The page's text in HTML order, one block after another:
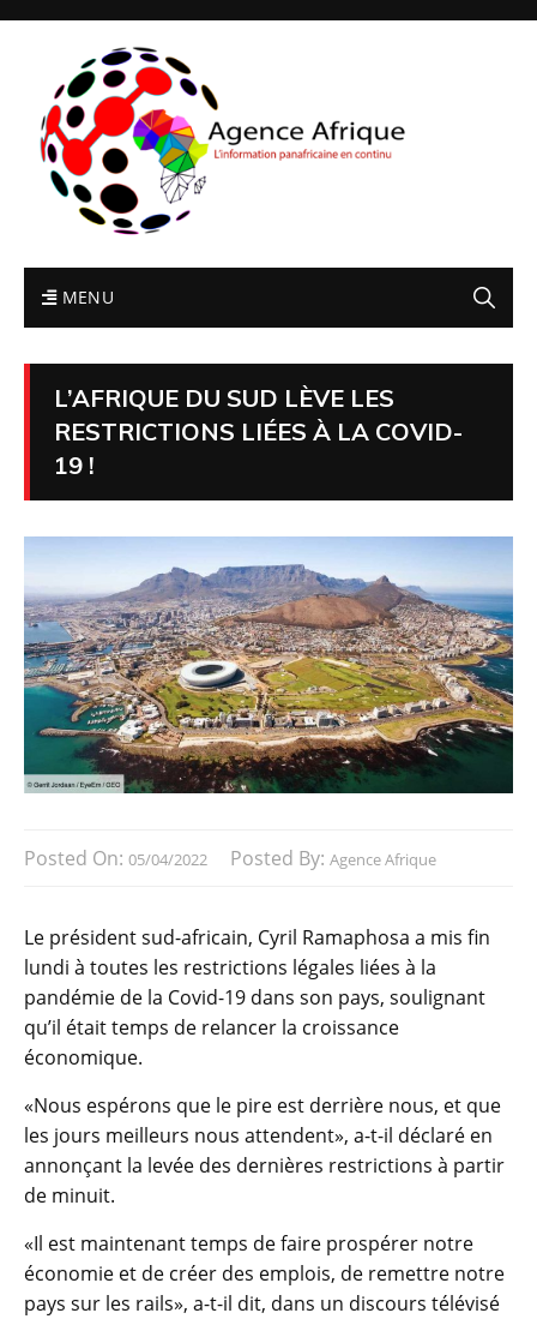
MENU
L’AFRIQUE DU SUD LÈVE LES
RESTRICTIONS LIÉES À LA COVID-
19 !
Posted On: 05/04/2022 Posted By: Agence Afrique
Le président sud-africain, Cyril Ramaphosa a mis fin
lundi à toutes les restrictions légales liées à la
pandémie de la Covid-19 dans son pays, soulignant
qu’il était temps de relancer la croissance
économique.
«Nous espérons que le pire est derrière nous, et que
les jours meilleurs nous attendent», a-t-il déclaré en
annonçant la levée des dernières restrictions à partir
de minuit.
«Il est maintenant temps de faire prospérer notre
économie et de créer des emplois, de remettre notre
pays sur les rails», a-t-il dit, dans un discours télévisé